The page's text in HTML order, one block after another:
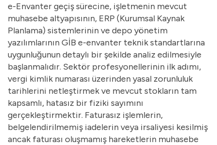
e-Envanter geçiş sürecine, işletmenin mevcut
muhasebe altyapısının, ERP (Kurumsal Kaynak
Planlama) sistemlerinin ve depo yönetim
yazılımlarının GİB e-envanter teknik standartlarına
uygunluğunun detaylı bir şekilde analiz edilmesiyle
başlanmalıdır. Sektör profesyonellerinin ilk adımı,
vergi kimlik numarası üzerinden yasal zorunluluk
tarihlerini netleştirmek ve mevcut stokların tam
kapsamlı, hatasız bir fiziki sayımını
gerçekleştirmektir. Faturasız işlemlerin,
belgelendirilmemiş iadelerin veya irsaliyesi kesilmiş
ancak faturası oluşmamış hareketlerin muhasebe